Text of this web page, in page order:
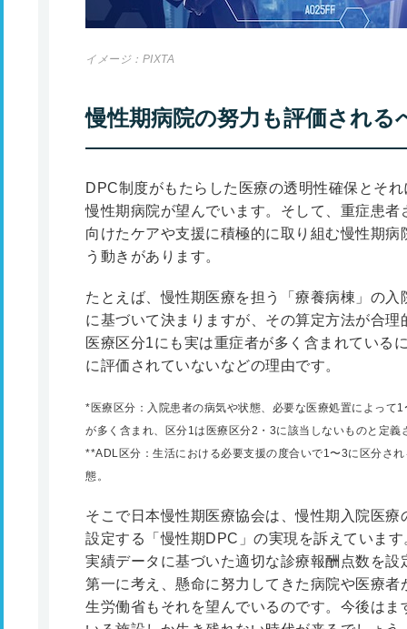
イメージ：PIXTA
慢性期病院の努力も評価され
DPC制度がもたらした医療の透明性確保とそ
慢性期病院が望んでいます。そして、重症患
向けたケアや支援に積極的に取り組む慢性期
う動きがあります。
たとえば、慢性期医療を担う「療養病棟」の
に基づいて決まりますが、その算定方法が合
医療区分1にも実は重症者が多く含まれている
に評価されていないなどの理由です。
*医療区分：入院患者の病気や状態、必要な医療処置によって
が多く含まれ、区分1は医療区分2・3に該当しないものと定義
**ADL区分：生活における必要支援の度合いで1〜3に区分さ
態。
そこで日本慢性期医療協会は、慢性期入院医
設定する「慢性期DPC」の実現を訴えていま
実績データに基づいた適切な診療報酬点数を
第一に考え、懸命に努力してきた病院や医療
生労働省もそれを望んでいるのです。今後は